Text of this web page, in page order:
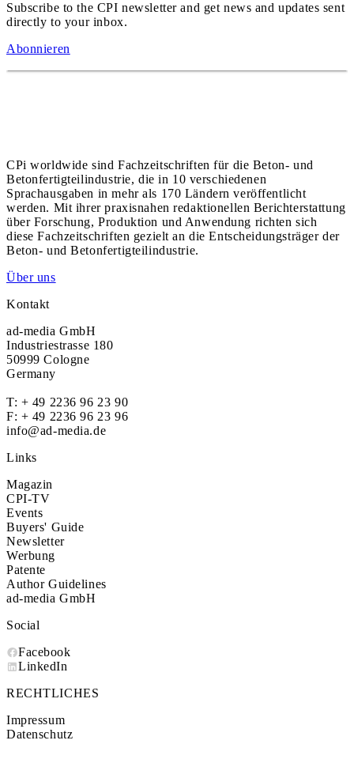
Subscribe to the CPI newsletter and get news and updates sent
directly to your inbox.
Abonnieren
CPi worldwide sind Fachzeitschriften für die Beton- und
Betonfertigteilindustrie, die in 10 verschiedenen
Sprachausgaben in mehr als 170 Ländern veröffentlicht
werden. Mit ihrer praxisnahen redaktionellen Berichterstattung
über Forschung, Produktion und Anwendung richten sich
diese Fachzeitschriften gezielt an die Entscheidungsträger der
Beton- und Betonfertigteilindustrie.
Über uns
Kontakt
ad-media GmbH
Industriestrasse 180
50999 Cologne
Germany
T: + 49 2236 96 23 90
F: + 49 2236 96 23 96
info@ad-media.de
Links
Magazin
CPI-TV
Events
Buyers' Guide
Newsletter
Werbung
Patente
Author Guidelines
ad-media GmbH
Social
Facebook
LinkedIn
RECHTLICHES
Impressum
Datenschutz